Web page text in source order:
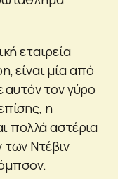
εταιρεία
είναι μία από
αυτόν τον γύρο
η
πολλά αστέρια
Ντέβιν